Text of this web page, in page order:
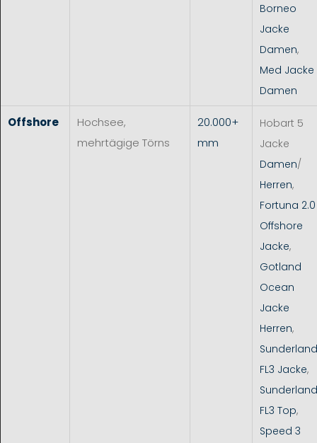
Borneo
Jacke
Damen,
Med Jacke
Damen
Offshore
Hochsee,
mehrtägige Törns
20.000+
mm
Hobart 5
Jacke
Damen/
Herren,
Fortuna 2.0
Offshore
Jacke,
Gotland
Ocean
Jacke
Herren,
Sunderland
FL3 Jacke,
Sunderland
FL3 Top,
Speed 3